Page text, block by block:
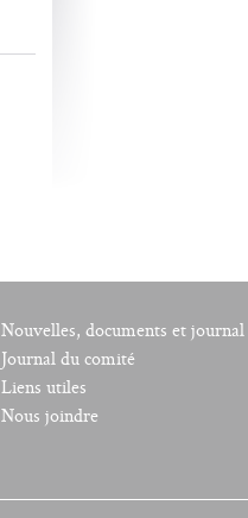
Nouvelles, documents et journal
Journal du comité
Liens utiles
Nous joindre